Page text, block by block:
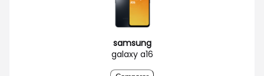
samsung
galaxy a16